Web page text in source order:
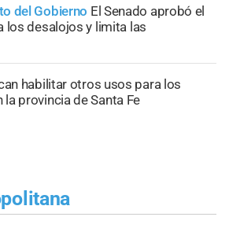
del Gobierno El Senado aprobó el
los desalojos y limita las
habilitar otros usos para los
provincia de Santa Fe